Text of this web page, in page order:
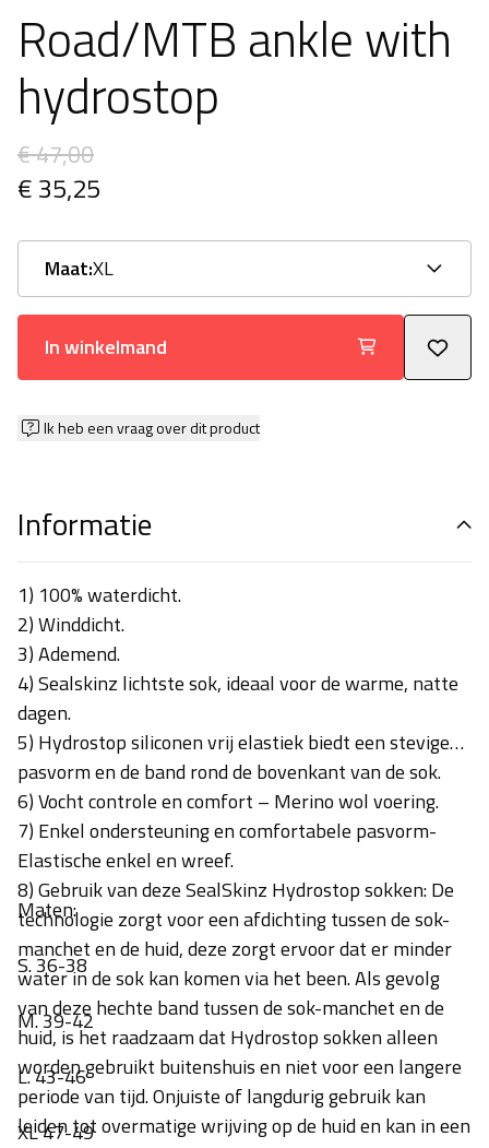
Road/MTB ankle with
hydrostop
€ 47,00
€ 35,25
Maat:XL
In winkelmand
Ik heb een vraag over dit product
Informatie
1) 100% waterdicht.
2)Winddicht.
3)Ademend.
4) Sealskinz lichtstesok, ideaal voor de warme, natte
dagen.
5) Hydrostop siliconen vrij elastiek biedt een stevige
pasvorm en de band rond de bovenkant van de sok.
6)Vocht controle en comfort – Merino wol voering.
7) Enkel ondersteuning en comfortabele pasvorm-
Elastische enkel en wreef.
8) Gebruik van dezeSealSkinz Hydrostop sokken: De
technologie zorgt voor een afdichting tussen de sok-
manchet en de huid, deze zorgt ervoor dat er minder
water in de sok kan komen via het been. Als gevolg
van deze hechte band tussen de sok-manchet en de
huid, is het raadzaam dat Hydrostop sokken alleen
worden gebruikt buitenshuis en niet voor een langere
periode van tijd. Onjuiste of langdurig gebruik kan
leiden tot overmatige wrijving op de huid en kan in een
Maten:
S. 36-38
M. 39-42
L. 43-46
XL 47-49